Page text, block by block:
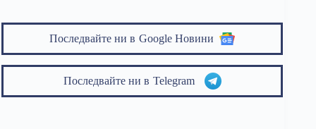
Последвайте ни в Google Новини
Последвайте ни в Telegram